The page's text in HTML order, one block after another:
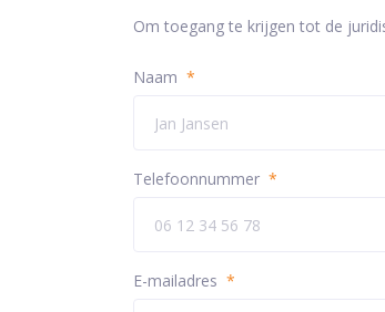
Om toegang te krijgen tot de
Naam *
Telefoonnummer *
E-mailadres *